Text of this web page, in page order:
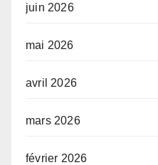
juin 2026
mai 2026
avril 2026
mars 2026
février 2026